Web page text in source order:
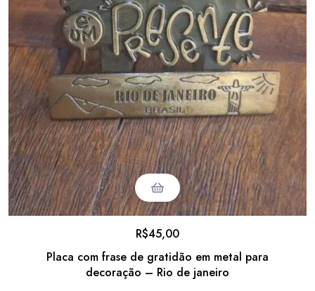
Placa com frase de gratidão em metal para
decoração – Rio de janeiro
R$45,00